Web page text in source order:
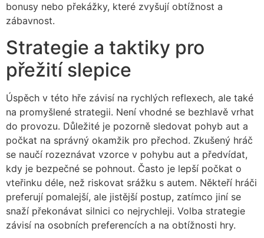
bonusy nebo překážky, které zvyšují obtížnost a
zábavnost.
Strategie a taktiky pro
přežití slepice
Úspěch v této hře závisí na rychlých reflexech, ale také
na promyšlené strategii. Není vhodné se bezhlavě vrhat
do provozu. Důležité je pozorně sledovat pohyb aut a
počkat na správný okamžik pro přechod. Zkušený hráč
se naučí rozeznávat vzorce v pohybu aut a předvídat,
kdy je bezpečné se pohnout. Často je lepší počkat o
vteřinku déle, než riskovat srážku s autem. Někteří hráči
preferují pomalejší, ale jistější postup, zatímco jiní se
snaží překonávat silnici co nejrychleji. Volba strategie
závisí na osobních preferencích a na obtížnosti hry.